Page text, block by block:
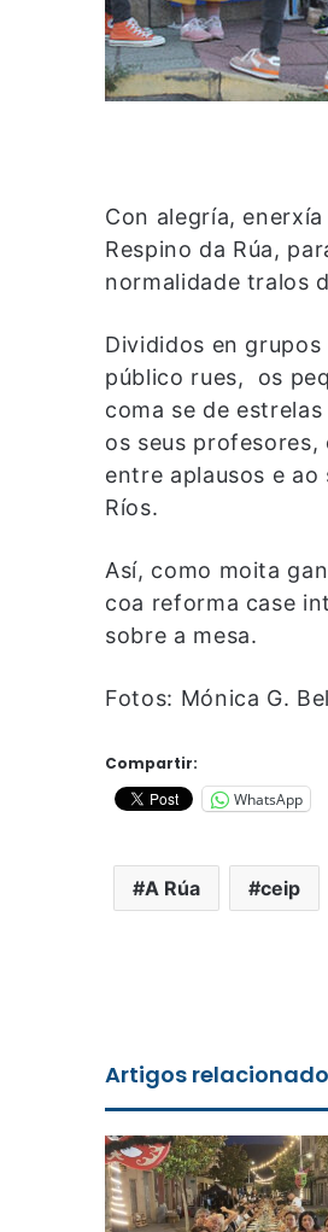
Con alegría,
Respino da Rúa,
normalidade tralos
Divididos en
público rues, os
coma se de
os seus profesores,
entre aplausos e
Ríos.
Así, como moita
coa reforma case
sobre a mesa.
Fotos: Mónica G.
Compartir:
WhatsApp
A Rúa ceip
Artigos